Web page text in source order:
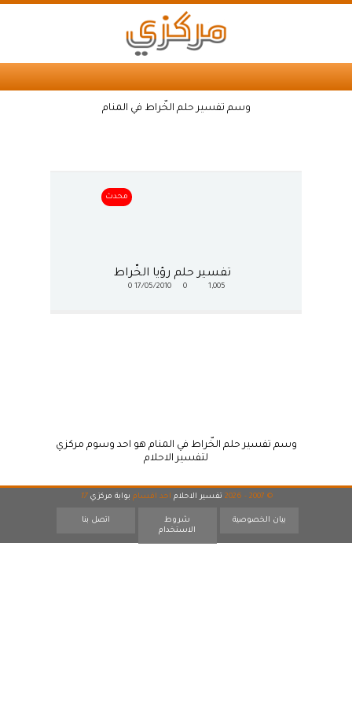
وسم تفسير حلم الخّراط في المنام
محدث
تفسير حلم رؤيا الخّراط
1,005
17/05/2010
0
وسم تفسير حلم الخّراط في المنام هو احد وسوم مركزي
لتفسير الاحلام
© 2007 - 2026 تفسير الاحلام احد اقسام بوابة مركزي 17
بيان الخصوصية
شروط
الاستخدام
اتصل بنا